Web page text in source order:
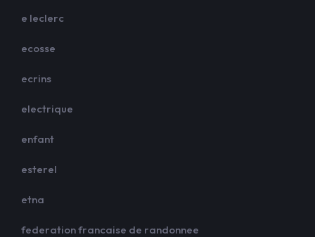
e leclerc
ecosse
ecrins
electrique
enfant
esterel
etna
federation francaise de randonnee